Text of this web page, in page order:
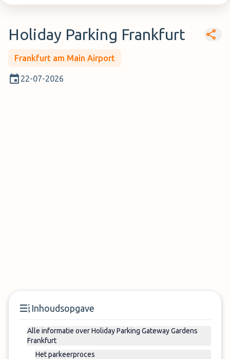
Holiday Parking Frankfurt
Frankfurt am Main Airport
22-07-2026
Inhoudsopgave
Alle informatie over Holiday Parking Gateway Gardens
Frankfurt
Het parkeerproces